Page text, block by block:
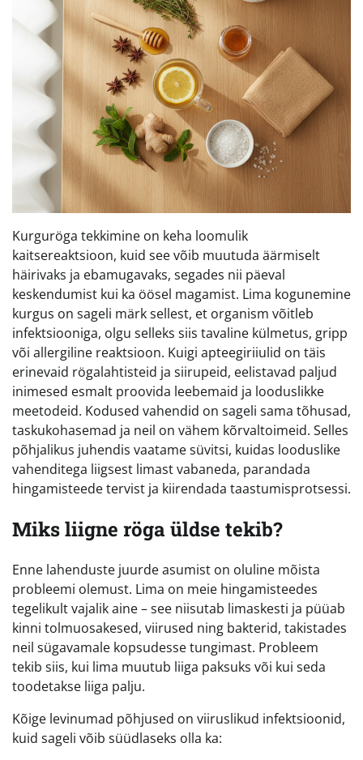
Kurguröga tekkimine on keha loomulik
kaitsereaktsioon, kuid see võib muutuda äärmiselt
häirivaks ja ebamugavaks, segades nii päeval
keskendumist kui ka öösel magamist. Lima kogunemine
kurgus on sageli märk sellest, et organism võitleb
infektsiooniga, olgu selleks siis tavaline külmetus, gripp
või allergiline reaktsioon. Kuigi apteegiriiulid on täis
erinevaid rögalahtisteid ja siirupeid, eelistavad paljud
inimesed esmalt proovida leebemaid ja looduslikke
meetodeid. Kodused vahendid on sageli sama tõhusad,
taskukohasemad ja neil on vähem kõrvaltoimeid. Selles
põhjalikus juhendis vaatame süvitsi, kuidas looduslike
vahenditega liigsest limast vabaneda, parandada
hingamisteede tervist ja kiirendada taastumisprotsessi.
Miks liigne röga üldse tekib?
Enne lahenduste juurde asumist on oluline mõista
probleemi olemust. Lima on meie hingamisteedes
tegelikult vajalik aine – see niisutab limaskesti ja püüab
kinni tolmuosakesed, viirused ning bakterid, takistades
neil sügavamale kopsudesse tungimast. Probleem
tekib siis, kui lima muutub liiga paksuks või kui seda
toodetakse liiga palju.
Kõige levinumad põhjused on viiruslikud infektsioonid,
kuid sageli võib süüdlaseks olla ka: